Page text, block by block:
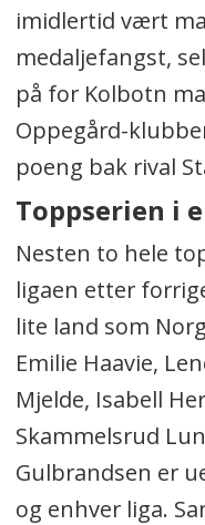
imidlertid vært
medaljefangst,
på for Kolbotn
Oppegård-
poeng bak rival
Toppserien i
Nesten to hele
ligaen etter
lite land som
Emilie Haavie,
Mjelde, Isabell
Skammelsrud
Gulbrandsen er
og enhver liga.